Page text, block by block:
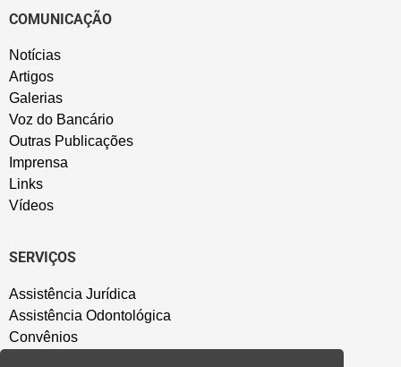
COMUNICAÇÃO
Notícias
Artigos
Galerias
Voz do Bancário
Outras Publicações
Imprensa
Links
Vídeos
SERVIÇOS
Assistência Jurídica
Assistência Odontológica
Convênios